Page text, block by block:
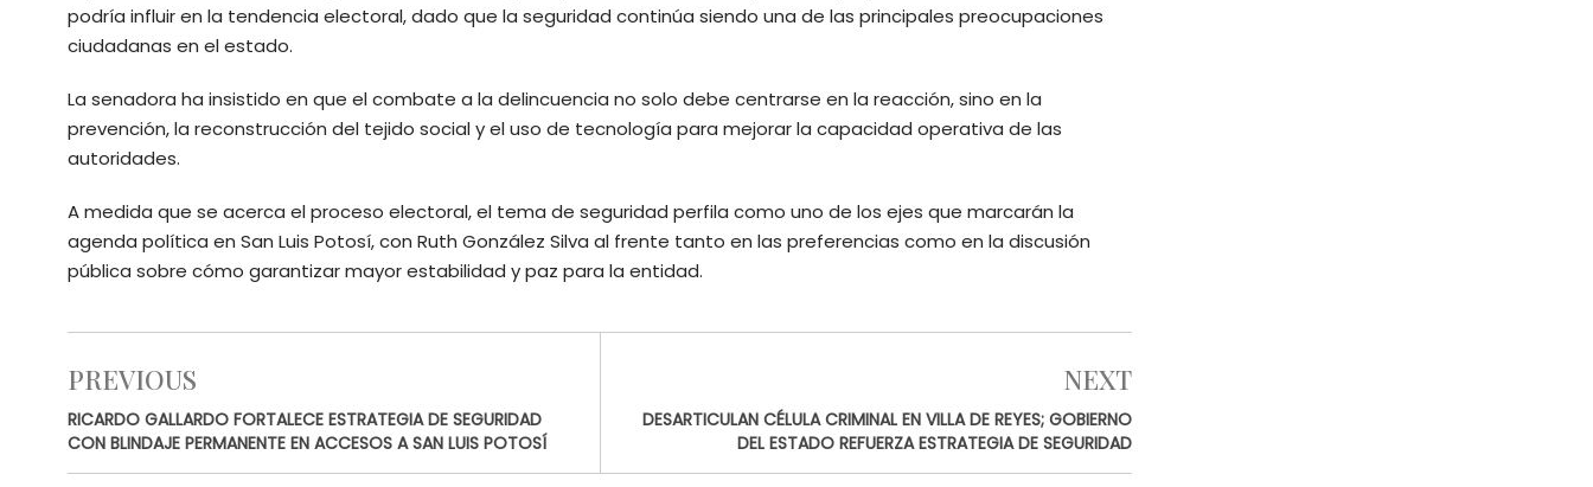
podría influir en la tendencia electoral, dado que la seguridad continúa siendo una de las principales preocupaciones
ciudadanas en el estado.
La senadora ha insistido en que el combate a la delincuencia no solo debe centrarse en la reacción, sino en la
prevención, la reconstrucción del tejido social y el uso de tecnología para mejorar la capacidad operativa de las
autoridades.
A medida que se acerca el proceso electoral, el tema de seguridad perfila como uno de los ejes que marcarán la
agenda política en San Luis Potosí, con Ruth González Silva al frente tanto en las preferencias como en la discusión
pública sobre cómo garantizar mayor estabilidad y paz para la entidad.
PREVIOUS
RICARDO GALLARDO FORTALECE ESTRATEGIA DE SEGURIDAD
CON BLINDAJE PERMANENTE EN ACCESOS A SAN LUIS POTOSÍ
NEXT
DESARTICULAN CÉLULA CRIMINAL EN VILLA DE REYES; GOBIERNO
DEL ESTADO REFUERZA ESTRATEGIA DE SEGURIDAD